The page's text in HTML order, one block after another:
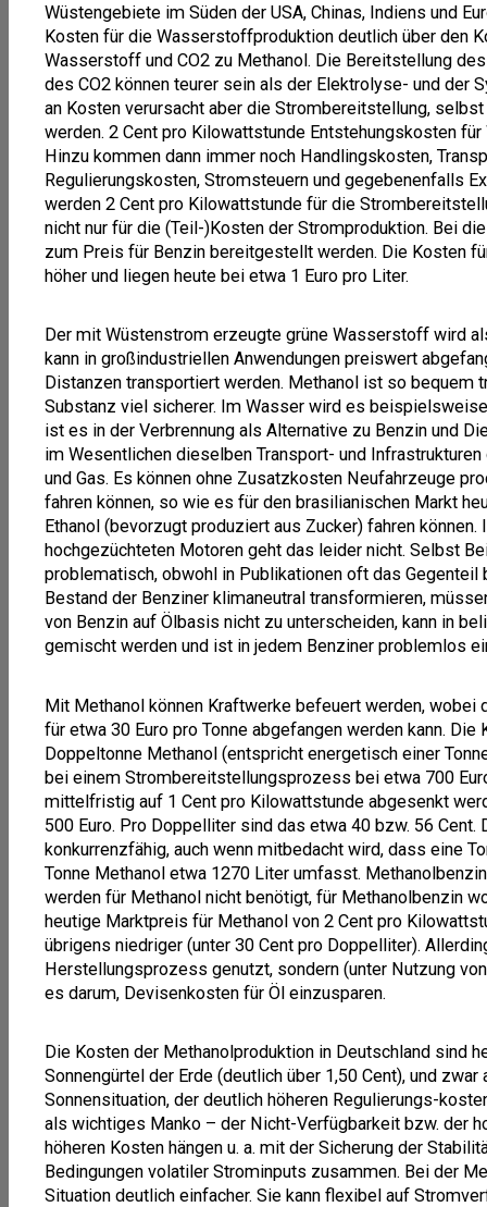
Wüstengebiete im Süden der USA, Chinas, Indiens und
Kosten für die Wasserstoffproduktion deutlich über den
Wasserstoff und CO2 zu Methanol. Die Bereitstellung
des CO2 können teurer sein als der Elektrolyse- und der
an Kosten verursacht aber die Strombereitstellung,
werden. 2 Cent pro Kilowattstunde Entstehungskosten
Hinzu kommen dann immer noch Handlingskosten,
Regulierungskosten, Stromsteuern und gegebenenfalls
werden 2 Cent pro Kilowattstunde für die
nicht nur für die (Teil-)Kosten der Stromproduktion. Bei
zum Preis für Benzin bereitgestellt werden. Die Kosten
höher und liegen heute bei etwa 1 Euro pro Liter.
Der mit Wüstenstrom erzeugte grüne Wasserstoff wird
kann in großindustriellen Anwendungen preiswert
Distanzen transportiert werden. Methanol ist so bequem
Substanz viel sicherer. Im Wasser wird es
ist es in der Verbrennung als Alternative zu Benzin und
im Wesentlichen dieselben Transport- und
und Gas. Es können ohne Zusatzkosten Neufahrzeuge
fahren können, so wie es für den brasilianischen Markt
Ethanol (bevorzugt produziert aus Zucker) fahren
hochgezüchteten Motoren geht das leider nicht. Selbst
problematisch, obwohl in Publikationen oft das
Bestand der Benziner klimaneutral transformieren,
von Benzin auf Ölbasis nicht zu unterscheiden, kann in
gemischt werden und ist in jedem Benziner problemlos
Mit Methanol können Kraftwerke befeuert werden,
für etwa 30 Euro pro Tonne abgefangen werden kann.
Doppeltonne Methanol (entspricht energetisch einer
bei einem Strombereitstellungsprozess bei etwa 700
mittelfristig auf 1 Cent pro Kilowattstunde abgesenkt
500 Euro. Pro Doppelliter sind das etwa 40 bzw. 56
konkurrenzfähig, auch wenn mitbedacht wird, dass eine
Tonne Methanol etwa 1270 Liter umfasst.
werden für Methanol nicht benötigt, für Methanolbenzin
heutige Marktpreis für Methanol von 2 Cent pro
übrigens niedriger (unter 30 Cent pro Doppelliter).
Herstellungsprozess genutzt, sondern (unter Nutzung
es darum, Devisenkosten für Öl einzusparen.
Die Kosten der Methanolproduktion in Deutschland sind
Sonnengürtel der Erde (deutlich über 1,50 Cent), und
Sonnensituation, der deutlich höheren Regulierungs-
als wichtiges Manko – der Nicht-Verfügbarkeit bzw. der
höheren Kosten hängen u. a. mit der Sicherung der
Bedingungen volatiler Strominputs zusammen. Bei der
Situation deutlich einfacher. Sie kann flexibel auf